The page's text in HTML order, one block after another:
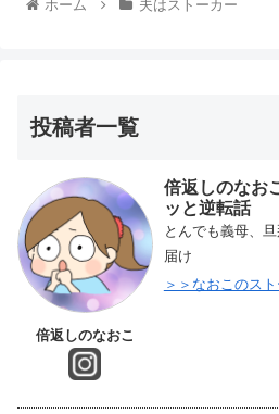
ホーム 夫はストーカー
投稿者一覧
倍返しのなおこ
倍返しのなお
ッと逆転話
とんでも義母、
届け
＞＞なおこのス